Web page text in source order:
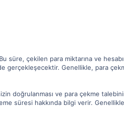
süre, çekilen para miktarına ve
gerçekleşecektir. Genellikle, para
doğrulanması ve para çekme
süresi hakkında bilgi verir.